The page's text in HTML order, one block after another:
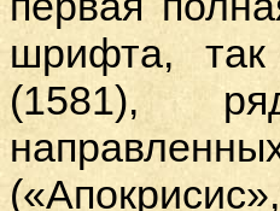
шрифта, так
(1581),